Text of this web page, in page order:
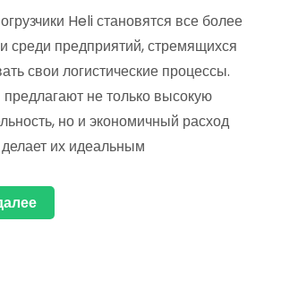
Heli становятся все более
среди предприятий, стремящихся
свои логистические процессы.
не только высокую
но и экономичный расход
их идеальным